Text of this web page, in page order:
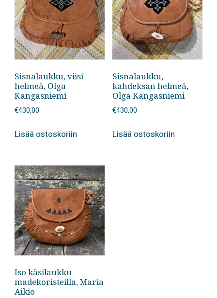
tehdä
valinnat
tuotteen
sivulla.
Sisnalaukku, viisi
helmeä, Olga
Kangasniemi
€430,00
Lisää ostoskoriin
Sisnalaukku,
kahdeksan helmeä,
Olga Kangasniemi
€430,00
Lisää ostoskoriin
Iso käsilaukku
madekoristeilla, Maria
Aikio